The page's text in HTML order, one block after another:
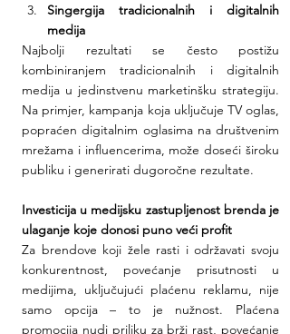
Singergija tradicionalnih i digitalnih
medija
Najbolji rezultati se često postižu
kombiniranjem tradicionalnih i digitalnih
medija u jedinstvenu marketinšku strategiju.
Na primjer, kampanja koja uključuje TV oglas,
popraćen digitalnim oglasima na društvenim
mrežama i influencerima, može doseći široku
publiku i generirati dugoročne rezultate.
Investicija u medijsku zastupljenost brenda je
ulaganje koje donosi puno veći profit
Za brendove koji žele rasti i održavati svoju
konkurentnost, povećanje prisutnosti u
medijima, uključujući plaćenu reklamu, nije
samo opcija – to je nužnost. Plaćena
promocija nudi priliku za brži rast, povećanje